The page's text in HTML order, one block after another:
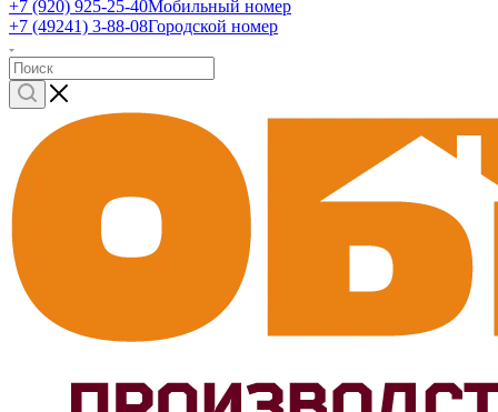
+7 (920) 925-25-40Мобильный номер
+7 (49241) 3-88-08Городской номер